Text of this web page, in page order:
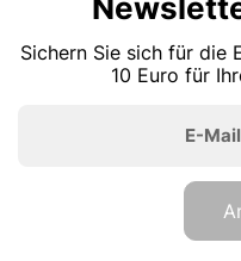
Sichern Sie sich für die
10 Euro für
E-